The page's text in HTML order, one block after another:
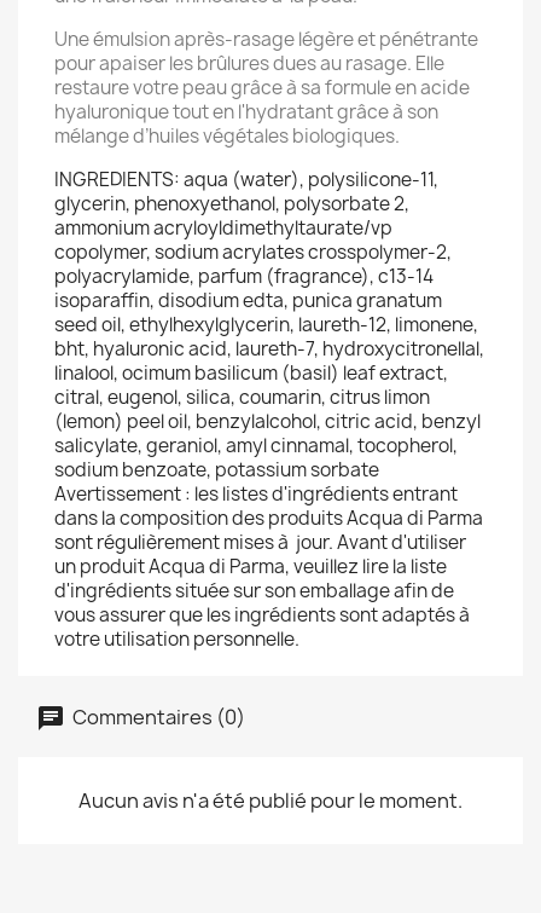
Une émulsion après-rasage légère et pénétrante
pour apaiser les brûlures dues au rasage. Elle
restaure votre peau grâce à sa formule en acide
hyaluronique tout en l'hydratant grâce à son
mélange d’huiles végétales biologiques.
INGREDIENTS: aqua (water), polysilicone-11,
glycerin, phenoxyethanol, polysorbate 2,
ammonium acryloyldimethyltaurate/vp
copolymer, sodium acrylates crosspolymer-2,
polyacrylamide, parfum (fragrance), c13-14
isoparaffin, disodium edta, punica granatum
seed oil, ethylhexylglycerin, laureth-12, limonene,
bht, hyaluronic acid, laureth-7, hydroxycitronellal,
linalool, ocimum basilicum (basil) leaf extract,
citral, eugenol, silica, coumarin, citrus limon
(lemon) peel oil, benzylalcohol, citric acid, benzyl
salicylate, geraniol, amyl cinnamal, tocopherol,
sodium benzoate, potassium sorbate
Avertissement : les listes d'ingrédients entrant
dans la composition des produits Acqua di Parma
sont régulièrement mises à jour. Avant d'utiliser
un produit Acqua di Parma, veuillez lire la liste
d'ingrédients située sur son emballage afin de
vous assurer que les ingrédients sont adaptés à
votre utilisation personnelle.
Commentaires (0)
Aucun avis n'a été publié pour le moment.